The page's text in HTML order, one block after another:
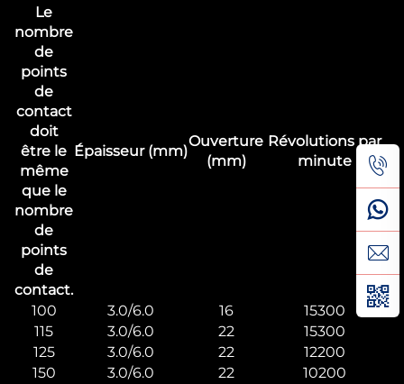
Le
nombre
de
points
de
contact
doit
être le
même
que le
nombre
de
points
de
contact.
Épaisseur (mm)
Ouverture
(mm)
Révolutions par
minute
100 3.0/6.0 16
15300
115
3.0/6.0 22
15300
125
3.0/6.0 22
12200
150
3.0/6.0 22
10200